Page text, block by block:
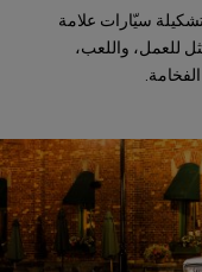
سيّارات علامة
هي الأمثل للعمل، واللعب،